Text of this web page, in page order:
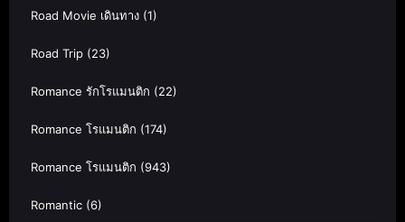
Road Movie เดินทาง (1)
Road Trip (23)
Romance รักโรแมนติก (22)
Romance โรแมนติก (174)
Romance โรแมนติก (943)
Romantic (6)